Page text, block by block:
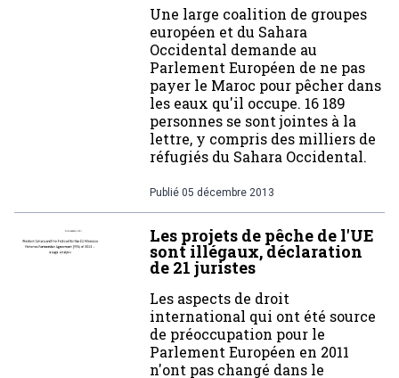
Une large coalition de groupes
européen et du Sahara
Occidental demande au
Parlement Européen de ne pas
payer le Maroc pour pêcher dans
les eaux qu'il occupe. 16 189
personnes se sont jointes à la
lettre, y compris des milliers de
réfugiés du Sahara Occidental.
Publié 05 décembre 2013
Les projets de pêche de l'UE
sont illégaux, déclaration
de 21 juristes
Les aspects de droit
international qui ont été source
de préoccupation pour le
Parlement Européen en 2011
n'ont pas changé dans le